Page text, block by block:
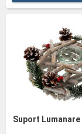
Suport